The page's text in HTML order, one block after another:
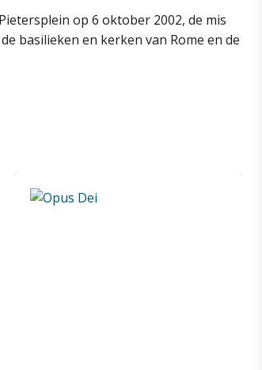
op 6 oktober 2002, de mis
basilieken en kerken van Rome en de